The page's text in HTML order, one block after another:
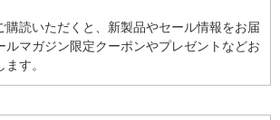
須
)
購読いただくと、新製品やセール情報をお届
ルマガジン限定クーポンやプレゼントなどお
す。